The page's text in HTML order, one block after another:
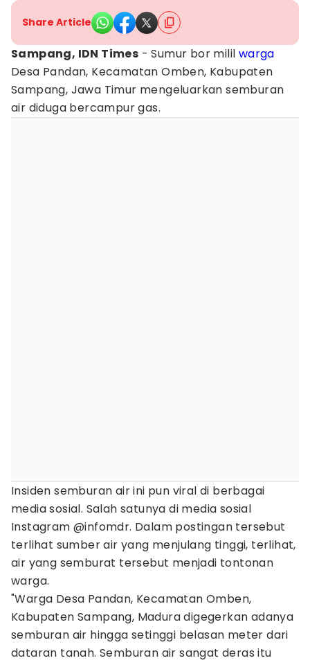
Share Article
Sampang, IDN Times - Sumur bor milil warga
Desa Pandan, Kecamatan Omben, Kabupaten
Sampang, Jawa Timur mengeluarkan semburan
air diduga bercampur gas.
Insiden semburan air ini pun viral di berbagai
media sosial. Salah satunya di media sosial
Instagram @infomdr. Dalam postingan tersebut
terlihat sumber air yang menjulang tinggi, terlihat,
air yang semburat tersebut menjadi tontonan
warga.
"Warga Desa Pandan, Kecamatan Omben,
Kabupaten Sampang, Madura digegerkan adanya
semburan air hingga setinggi belasan meter dari
dataran tanah. Semburan air sangat deras itu